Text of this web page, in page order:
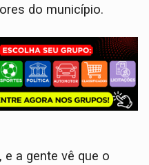
do município.
e a gente vê que o